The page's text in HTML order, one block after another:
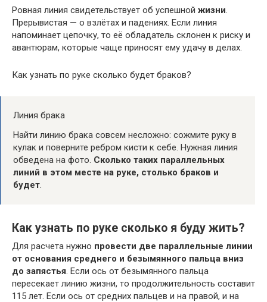
Ровная линия свидетельствует об успешной жизни.
Прерывистая — о взлётах и падениях. Если линия
напоминает цепочку, то её обладатель склонен к риску и
авантюрам, которые чаще приносят ему удачу в делах.
Как узнать по руке сколько будет браков?
Линия брака
Найти линию брака совсем несложно: сожмите руку в
кулак и поверните ребром кисти к себе. Нужная линия
обведена на фото. Сколько таких параллельных
линий в этом месте на руке, столько браков и
будет.
Как узнать по руке сколько я буду жить?
Для расчета нужно провести две параллельные линии
от основания среднего и безымянного пальца вниз
до запястья. Если ось от безымянного пальца
пересекает линию жизни, то продолжительность составит
115 лет. Если ось от средних пальцев и на правой, и на